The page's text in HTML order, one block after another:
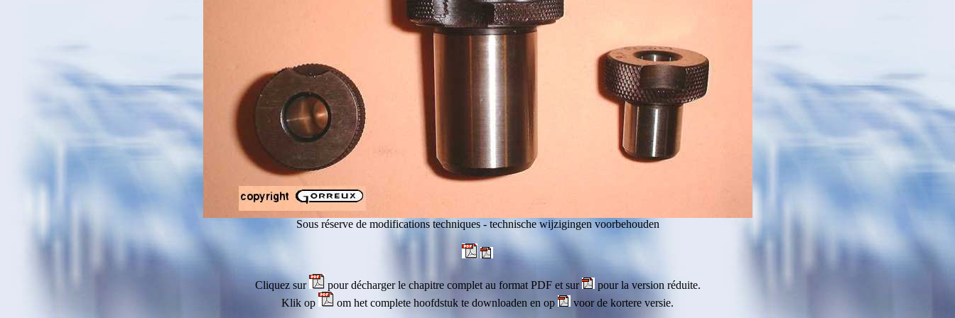
Sous réserve de modifications techniques - technische wijzigingen voorbehouden
Cliquez sur pour décharger le chapitre complet au format PDF et sur
pour la version réduite.
Klik op
om het complete hoofdstuk te downloaden en op voor de kortere versie.